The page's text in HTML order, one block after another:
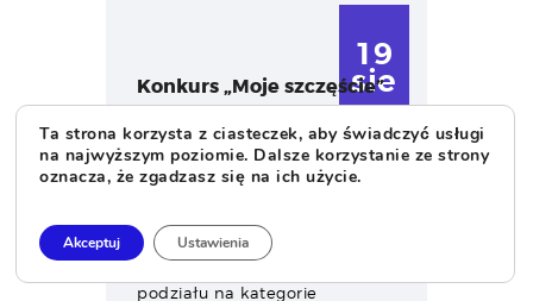
19
sie
Konkurs „Moje szczęście”
Dla kogo? Konkurs
przeznaczony jest dla
wszystkich, którzy biorą
wydarzeniach Dolnośląskiego
Festiwalu Nauki. Konkurs
podziału na kategorie
Ta strona korzysta z ciasteczek, aby świadczyć usługi
na najwyższym poziomie. Dalsze korzystanie ze strony
oznacza, że zgadzasz się na ich użycie.
Akceptuj Ustawienia